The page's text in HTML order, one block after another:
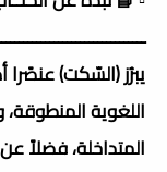
يبرُز (السّكت) عنصًرا
اللغوية
المتداخلة، فضلاً